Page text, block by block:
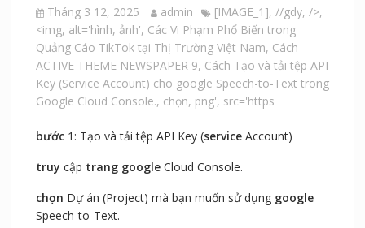
Tháng 3 12, 2025 admin [IMAGE_1], //gdy, />,
<img, alt='hình, ảnh', Các Vi Phạm Phổ Biến trong
Quảng Cáo TikTok tại Thị Trường Việt Nam, Cách
ACTIVE THEME NEWSPAPER 9, Cách Tạo và tải tệp API
Key (Service Account) cho google Speech-to-Text trong
Google Cloud Console., chọn, png', src='https
bước1: Tạo và tải tệp API Key (serviceAccount)
truy cập trang googleCloud Console.
chọn Dự án (Project) mà bạn muốn sử dụng google
Speech-to-Text.